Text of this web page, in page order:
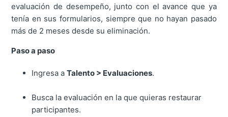
evaluación de desempeño, junto con el avance que ya
tenía en sus formularios, siempre que no hayan pasado
más de 2 meses desde su eliminación.
Paso a paso
Ingresa aTalento > Evaluaciones.
Busca la evaluación en la que quieras restaurar
participantes.